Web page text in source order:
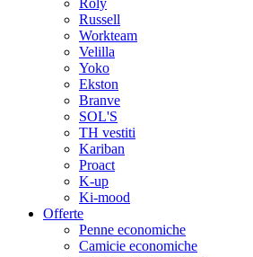
Russell
Workteam
Velilla
Yoko
Ekston
Branve
SOL'S
TH vestiti
Kariban
Proact
K-up
Ki-mood
Offerte
Penne economiche
Camicie economiche